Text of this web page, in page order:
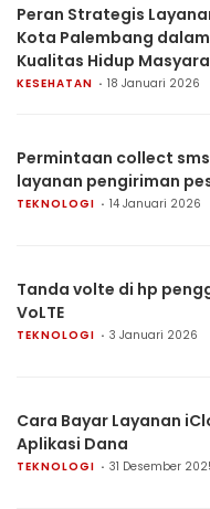
Peran Strategis
Kota Palembang
Kualitas Hidup
KESEHATAN 18 Januari 2026
Permintaan collect
layanan pengiriman
TEKNOLOGI 14 Januari 2026
Tanda volte di hp
VoLTE
TEKNOLOGI 3 Januari 2026
Cara Bayar Layanan
Aplikasi Dana
TEKNOLOGI 31 Desember